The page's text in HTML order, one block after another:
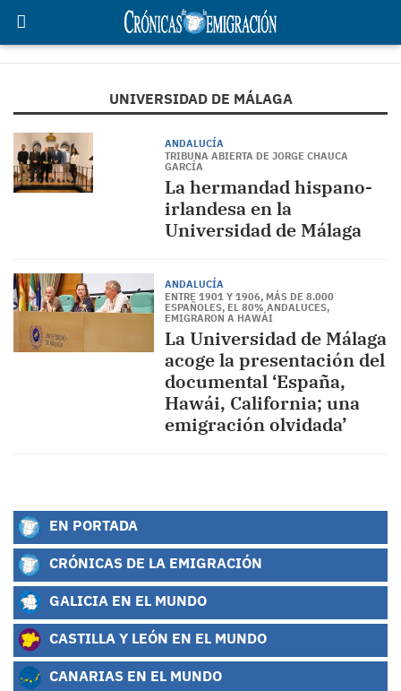
UNIVERSIDAD DE MÁLAGA
ANDALUCÍA
TRIBUNA ABIERTA DE JORGE CHAUCA
GARCÍA
La hermandad hispano-
irlandesa en la
Universidad de Málaga
ANDALUCÍA
ENTRE 1901 Y 1906, MÁS DE 8.000
ESPAÑOLES, EL 80% ANDALUCES,
EMIGRARON A HAWÁI
La Universidad de Málaga
acoge la presentación del
documental ‘España,
Hawái, California; una
emigración olvidada’
EN PORTADA
CRÓNICAS DE LA EMIGRACIÓN
GALICIA EN EL MUNDO
CASTILLA Y LEÓN EN EL MUNDO
CANARIAS EN EL MUNDO